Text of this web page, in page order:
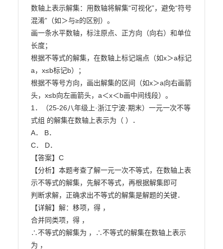
数轴上表示解集：用数轴将解集“可视化”，避免“符号
混淆”（如＞与≥的区别）。
画一条水平数轴，标注原点、正方向（向右）和单位
长度；
根据不等式的解集，在数轴上标记端点（如x＞a标记
a，x≤b标记b）；
根据不等号方向，画出解集的区间（如x＞a向右画箭
头，x≤b向左画箭头，a＜x＜b画中间线段）。
1．（25-26八年级上·浙江宁波·期末）一元一次不等
式组 的解集在数轴上表示为（ ）．
A． B．
C． D．
【答案】C
【分析】本题考查了解一元一次不等式，在数轴上表
示不等式的解集，先解不等式，再根据解集即可
判断求解，正确求出不等式的解集是解题的关键．
【详解】解：移项，得 ，
合并同类项，得 ，
∴不等式的解集为 ，∴不等式的解集在数轴上表示
为 ，